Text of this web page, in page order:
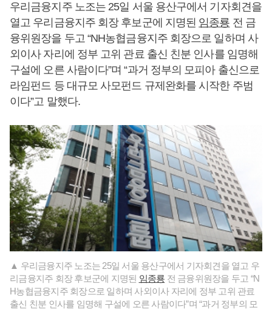
우리금융지주 노조는 25일 서울 용산구에서 기자회견을
열고 우리금융지주 회장 후보군에 지명된 임종룡 전 금
융위원장을 두고 “NH농협금융지주 회장으로 일하며 사
외이사 자리에 정부 고위 관료 출신 친분 인사를 임명해
구설에 오른 사람이다”며 “과거 정부의 모피아 출신으로
라임펀드 등 대규모 사모펀드 규제완화를 시작한 주범
이다”고 말했다.
▲ 우리금융지주 노조는 25일 서울 용산구에서 기자회견을 열고 우
리금융지주 회장 후보군에 지명된 임종룡 전 금융위원장을 두고 “N
H농협금융지주 회장으로 일하며 사외이사 자리에 정부 고위 관료
출신 친분 인사를 임명해 구설에 오른 사람이다”며 “과거 정부의 모